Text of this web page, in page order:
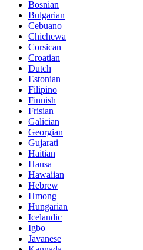
Bosnian
Bulgarian
Cebuano
Chichewa
Corsican
Croatian
Dutch
Estonian
Filipino
Finnish
Frisian
Galician
Georgian
Gujarati
Haitian
Hausa
Hawaiian
Hebrew
Hmong
Hungarian
Icelandic
Igbo
Javanese